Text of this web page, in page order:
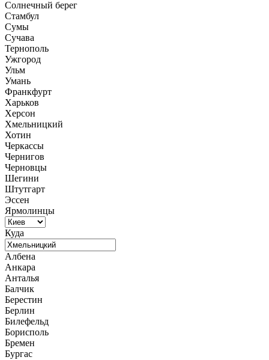
Солнечный берег
Стамбул
Сумы
Сучава
Тернополь
Ужгород
Ульм
Умань
Франкфурт
Харьков
Херсон
Хмельницкий
Хотин
Черкассы
Чернигов
Черновцы
Шегини
Штутгарт
Эссен
Ярмолинцы
Куда
Албена
Анкара
Анталья
Балчик
Берестин
Берлин
Билефельд
Борисполь
Бремен
Бургас